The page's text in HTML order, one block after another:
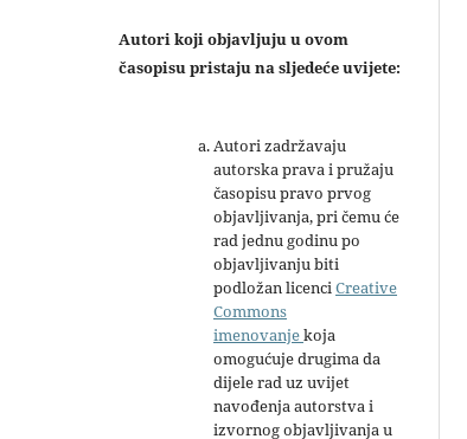
Autori koji objavljuju u ovom
časopisu pristaju na sljedeće uvijete:
Autori zadržavaju
autorska prava i pružaju
časopisu pravo prvog
objavljivanja, pri čemu će
rad jednu godinu po
objavljivanju biti
podložan licenciCreative
Commons
imenovanjekoja
omogućuje drugima da
dijele rad uz uvijet
navođenja autorstva i
izvornog objavljivanja u